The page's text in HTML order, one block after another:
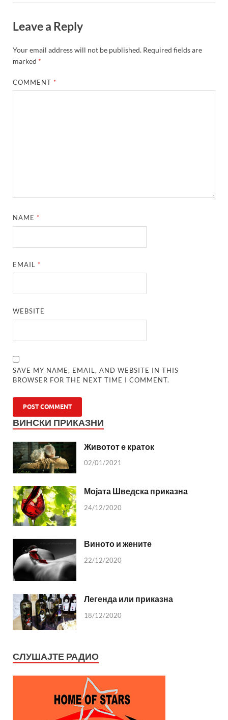
Leave a Reply
Your email address will not be published. Required fields are
marked *
COMMENT*
NAME*
EMAIL*
WEBSITE
SAVE MY NAME, EMAIL, AND WEBSITE IN THIS
BROWSER FOR THE NEXT TIME I COMMENT.
ВИНСКИ ПРИКАЗНИ
Животот е краток
02/01/2021
Мојата Шведска приказна
24/12/2020
Виното и жените
22/12/2020
Легенда или приказна
18/12/2020
СЛУШАЈТЕ РАДИО